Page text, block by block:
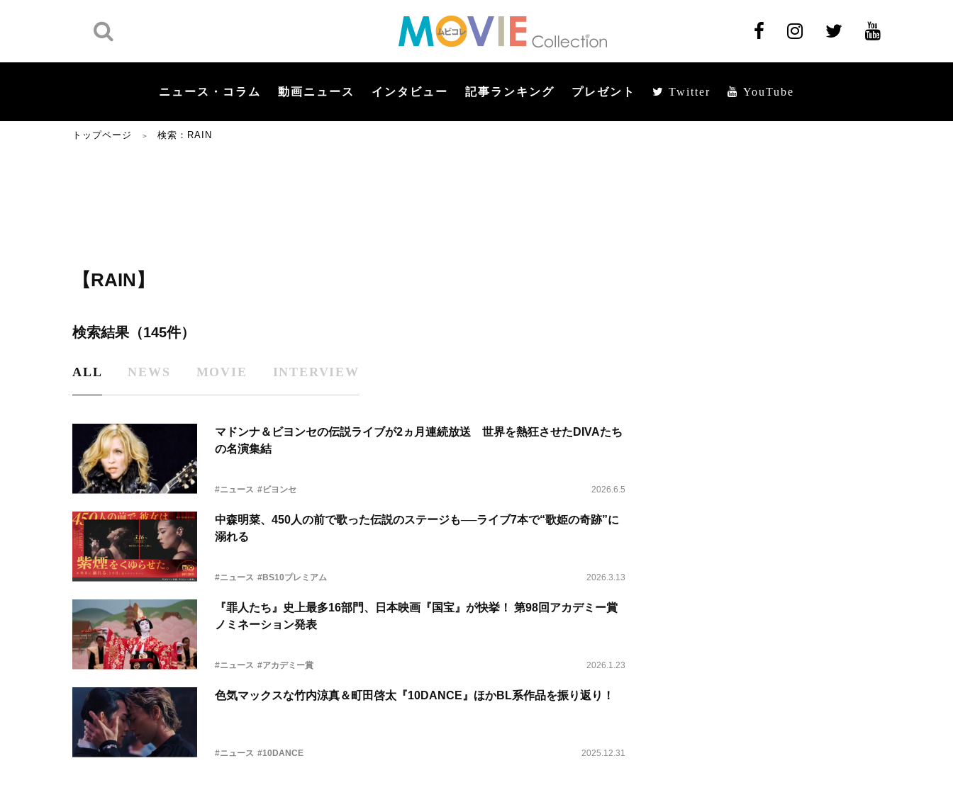
ニュース・コラム 動画ニュース インタビュー 記事ランキング プレゼント Twitter YouTube
トップページ ＞ 検索：RAIN
【RAIN】
検索結果（145件）
ALL NEWS MOVIE INTERVIEW
マドンナ＆ビヨンセの伝説ライブが2ヵ月連続放送 世界を熱狂させたDIVAたち
の名演集結
#ニュース #ビヨンセ 2026.6.5
中森明菜、450人の前で歌った伝説のステージも──ライブ7本で“歌姫の奇跡”に
溺れる
#ニュース #BS10プレミアム 2026.3.13
『罪人たち』史上最多16部門、日本映画『国宝』が快挙！ 第98回アカデミー賞
ノミネーション発表
#ニュース #アカデミー賞 2026.1.23
色気マックスな竹内涼真＆町田啓太『10DANCE』ほかBL系作品を振り返り！
#ニュース #10DANCE 2025.12.31